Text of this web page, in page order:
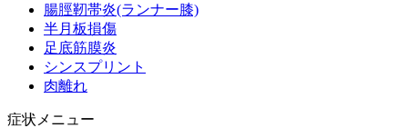
腸脛靭帯炎(ランナー膝)
半月板損傷
足底筋膜炎
シンスプリント
肉離れ
症状メニュー